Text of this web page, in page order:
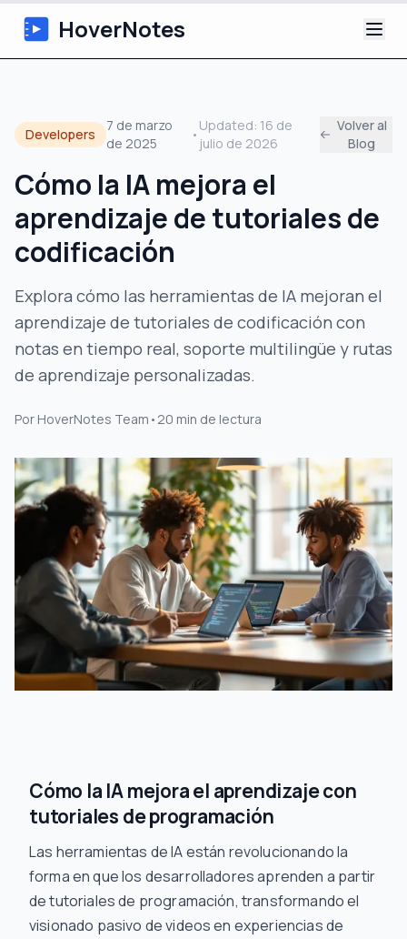
HoverNotes
Extension
Notas de Video con IA
Acerca de
Blog
Developers
7 de marzo
de 2025
•
Updated: 16 de
julio de 2026
Volver al
Blog
Cómo la IA mejora el
aprendizaje de tutoriales de
codificación
Explora cómo las herramientas de IA mejoran el
aprendizaje de tutoriales de codificación con
notas en tiempo real, soporte multilingüe y rutas
de aprendizaje personalizadas.
Por HoverNotes Team • 20 min de lectura
Cómo la IA mejora el aprendizaje con
tutoriales de programación
Las herramientas de IA están revolucionando la
forma en que los desarrolladores aprenden a partir
de tutoriales de programación, transformando el
visionado pasivo de videos en experiencias de